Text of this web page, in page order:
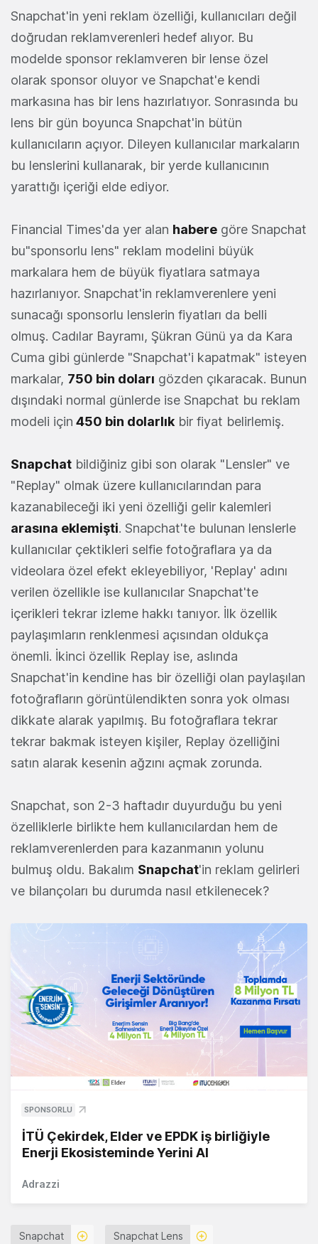
Snapchat'in yeni reklam özelliği, kullanıcıları değil
doğrudan reklamverenleri hedef alıyor. Bu
modelde sponsor reklamveren bir lense özel
olarak sponsor oluyor ve Snapchat'e kendi
markasına has bir lens hazırlatıyor. Sonrasında bu
lens bir gün boyunca Snapchat'in bütün
kullanıcıların açıyor. Dileyen kullanıcılar markaların
bu lenslerini kullanarak, bir yerde kullanıcının
yarattığı içeriği elde ediyor.
Financial Times'da yer alan habere göre Snapchat
bu"sponsorlu lens" reklam modelini büyük
markalara hem de büyük fiyatlara satmaya
hazırlanıyor. Snapchat'in reklamverenlere yeni
sunacağı sponsorlu lenslerin fiyatları da belli
olmuş. Cadılar Bayramı, Şükran Günü ya da Kara
Cuma gibi günlerde "Snapchat'i kapatmak" isteyen
markalar, 750 bin doları gözden çıkaracak. Bunun
dışındaki normal günlerde ise Snapchat bu reklam
modeli için 450 bin dolarlık bir fiyat belirlemiş.
Snapchat bildiğiniz gibi son olarak "Lensler" ve
"Replay" olmak üzere kullanıcılarından para
kazanabileceği iki yeni özelliği gelir kalemleri
arasına eklemişti. Snapchat'te bulunan lenslerle
kullanıcılar çektikleri selfie fotoğraflara ya da
videolara özel efekt ekleyebiliyor, 'Replay' adını
verilen özellikle ise kullanıcılar Snapchat'te
içerikleri tekrar izleme hakkı tanıyor. İlk özellik
paylaşımların renklenmesi açısından oldukça
önemli. İkinci özellik Replay ise, aslında
Snapchat'in kendine has bir özelliği olan paylaşılan
fotoğrafların görüntülendikten sonra yok olması
dikkate alarak yapılmış. Bu fotoğraflara tekrar
tekrar bakmak isteyen kişiler, Replay özelliğini
satın alarak kesenin ağzını açmak zorunda.
Snapchat, son 2-3 haftadır duyurduğu bu yeni
özelliklerle birlikte hem kullanıcılardan hem de
reklamverenlerden para kazanmanın yolunu
bulmuş oldu. Bakalım Snapchat'in reklam gelirleri
ve bilançoları bu durumda nasıl etkilenecek?
SPONSORLU
İTÜ Çekirdek, Elder ve EPDK iş birliğiyle
Enerji Ekosisteminde Yerini Al
Adrazzi
Snapchat Snapchat Lens